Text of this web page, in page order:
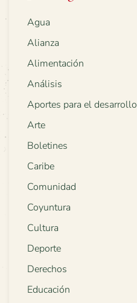
Agua
Alianza
Alimentación
Análisis
Aportes para el desarrollo
Arte
Boletines
Caribe
Comunidad
Coyuntura
Cultura
Deporte
Derechos
Educación